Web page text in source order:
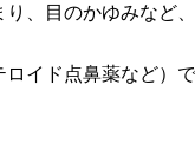
、目のかゆみなど、
イド点鼻薬など）